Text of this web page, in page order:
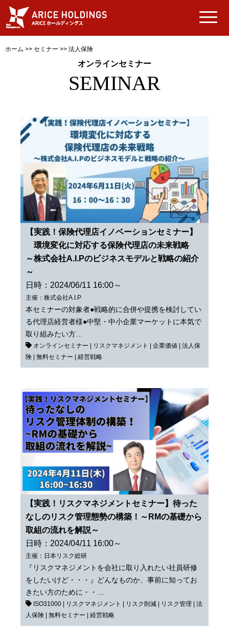
ホーム >> セミナー >> 法人保険
オンラインセミナー
SEMINAR
【実践！保険代理店イノベーションセミナー】
環境変化に対応する保険代理店の未来戦略
～株式会社A.I.Pのビジネスモデルと戦略の紹介
～
日時：2024/06/11 16:00～
主催：株式会社A.I.P
本セミナーの対象者●戦略的に合併や提携を検討してい
る代理店経営者様●中堅・中小企業マーケットに本気で
取り組みたい方…
オンラインセミナー リスクマネジメント 企業価値
法人保
険
無料セミナー 経営戦略
【実践！リスクマネジメントセミナー】待った
なしのリスク管理態勢の構築！～RMの基礎から
取組の流れを解説～
日時：2024/04/11 16:00～
主催：日本リスク総研
『リスクマネジメントを会社に取り入れたい社員研修
をしたいけど・・・』どんなものか、事前に知ってお
きたい方のために・・…
ISO31000 | リスクマネジメント | リスク削減 | リスク管理 | 法
人保険 | 無料セミナー | 経営戦略